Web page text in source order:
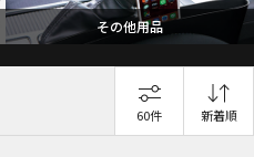
その他用品
60件 新着順